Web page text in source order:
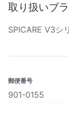
取り扱いブ
SPICARE V3シ
郵便番号
901-0155